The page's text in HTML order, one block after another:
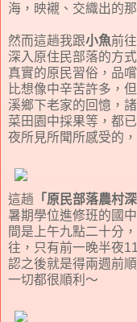
海，映襯、交織出的
然而這趟我跟小魚前
深入原住民部落的方
真實的原民習俗，品
比想像中辛苦許多，
溪鄉下老家的回憶，
菜田園中採果等，都
夜所見所聞所感受的
這趟 「原民部落農村
暑期學位進修班的國
間是上午九點二十分
往，只有前一晚半夜
認之後就是得兩週前
一切都很順利～